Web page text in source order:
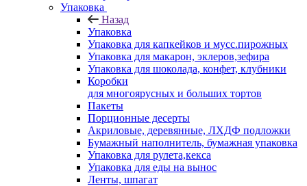
Упаковка
Назад
Упаковка
Упаковка для капкейков и мусс.пирожных
Упаковка для макарон, эклеров,зефира
Упаковка для шоколада, конфет, клубники
Коробки
для многоярусных и больших тортов
Пакеты
Порционные десерты
Акриловые, деревянные, ЛХДФ подложки
Бумажный наполнитель, бумажная упаковка
Упаковка для рулета,кекса
Упаковка для еды на вынос
Ленты, шпагат